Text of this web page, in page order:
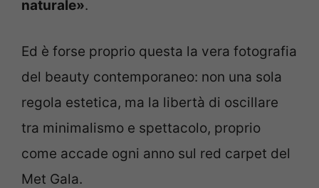
naturale».
Ed è forse proprio questa la vera fotografia
del beauty contemporaneo: non una sola
regola estetica, ma la libertà di oscillare
tra minimalismo e spettacolo, proprio
come accade ogni anno sul red carpet del
Met Gala.